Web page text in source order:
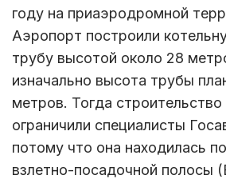
году на приаэродромной
Аэропорт построили
трубу высотой около 28
изначально высота трубы
метров. Тогда
ограничили специалисты
потому что она находилась
взлетно-посадочной полосы